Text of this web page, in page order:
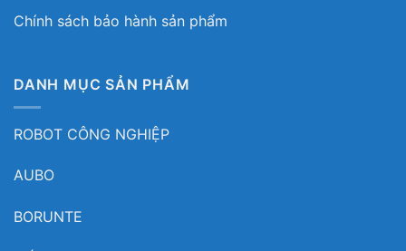
Chính sách bảo hành sản phẩm
DANH MỤC SẢN PHẨM
ROBOT CÔNG NGHIỆP
AUBO
BORUNTE